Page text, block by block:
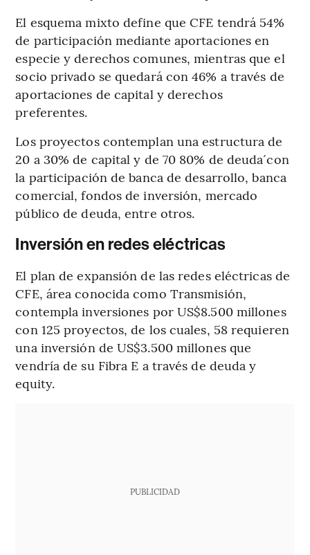
El esquema mixto define que CFE tendrá 54%
de participación mediante aportaciones en
especie y derechos comunes, mientras que el
socio privado se quedará con 46% a través de
aportaciones de capital y derechos
preferentes.
Los proyectos contemplan una estructura de
20 a 30% de capital y de 70 80% de deuda´con
la participación de banca de desarrollo, banca
comercial, fondos de inversión, mercado
público de deuda, entre otros.
Inversión en redes eléctricas
El plan de expansión de las redes eléctricas de
CFE, área conocida como Transmisión,
contempla inversiones por US$8.500 millones
con 125 proyectos, de los cuales, 58 requieren
una inversión de US$3.500 millones que
vendría de su Fibra E a través de deuda y
equity.
PUBLICIDAD